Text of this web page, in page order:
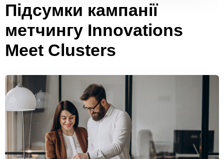
Підсумки кампанії
метчингу Innovations
Meet Clusters